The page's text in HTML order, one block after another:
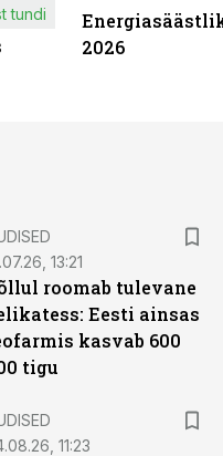
tundi
2026
13:21
roomab tulevane
Eesti ainsas
kasvab 600
tigu
11:23